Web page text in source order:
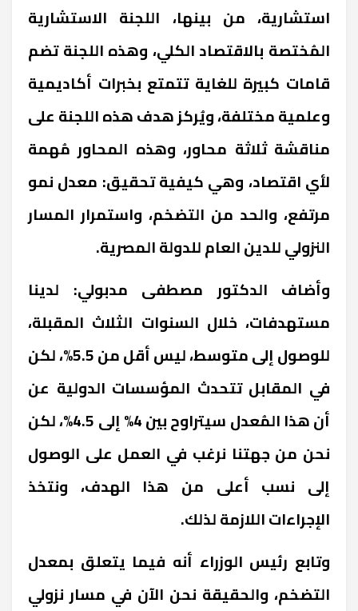
استشارية، من بينها، اللجنة الاستشارية
المُختصة بالاقتصاد الكلي، وهذه اللجنة تضم
قامات كبيرة للغاية تتمتع بخبرات أكاديمية
وعلمية مختلفة، ويُركز هدف هذه اللجنة على
مناقشة ثلاثة محاور، وهذه المحاور مُهمة
لأي اقتصاد، وهي كيفية تحقيق: معدل نمو
مرتفع، والحد من التضخم، واستمرار المسار
النزولي للدين العام للدولة المصرية.
وأضاف الدكتور مصطفى مدبولي: لدينا
مستهدفات، خلال السنوات الثلاث المقبلة،
للوصول إلى متوسط، ليس أقل من 5.5%، لكن
في المقابل تتحدث المؤسسات الدولية عن
أن هذا المُعدل سيتراوح بين 4% إلى 4.5%، لكن
نحن من جهتنا نرغب في العمل على الوصول
إلى نسب أعلى من هذا الهدف، ونتخذ
الإجراءات اللازمة لذلك.
وتابع رئيس الوزراء أنه فيما يتعلق بمعدل
التضخم، والحقيقة نحن الآن في مسار نزولي